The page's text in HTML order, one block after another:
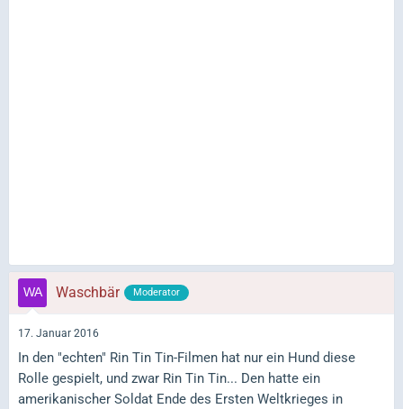
Waschbär Moderator
17. Januar 2016
In den "echten" Rin Tin Tin-Filmen hat nur ein Hund diese
Rolle gespielt, und zwar Rin Tin Tin... Den hatte ein
amerikanischer Soldat Ende des Ersten Weltkrieges in